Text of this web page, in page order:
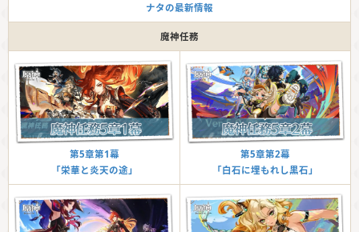
ナタの最新情報
魔神任務
第5章第1幕
「栄華と炎天の途」
第5章第2幕
「白石に埋もれし黒石」